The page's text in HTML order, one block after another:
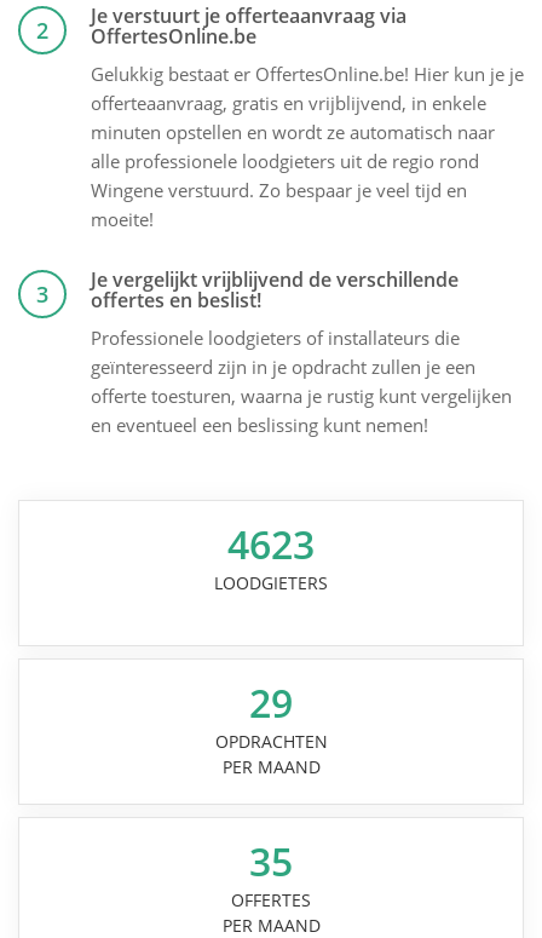
2 Je verstuurt je offerteaanvraag via
OffertesOnline.be
Gelukkig bestaat er OffertesOnline.be! Hier kun je je
offerteaanvraag, gratis en vrijblijvend, in enkele
minuten opstellen en wordt ze automatisch naar
alle professionele loodgieters uit de regio rond
Wingene verstuurd. Zo bespaar je veel tijd en
moeite!
3 Je vergelijkt vrijblijvend de verschillende
offertes en beslist!
Professionele loodgieters of installateurs die
geïnteresseerd zijn in je opdracht zullen je een
offerte toesturen, waarna je rustig kunt vergelijken
en eventueel een beslissing kunt nemen!
4623
LOODGIETERS
29
OPDRACHTEN
PER MAAND
35
OFFERTES
PER MAAND